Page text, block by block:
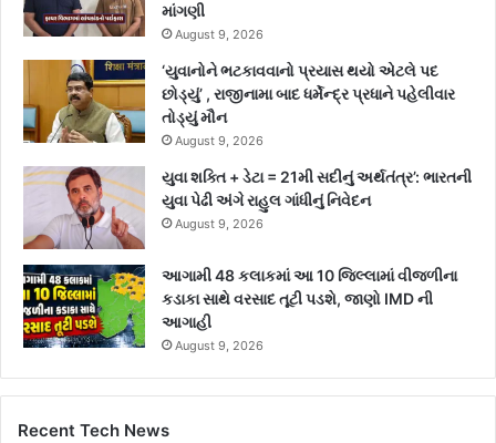
માંગણી
August 9, 2026
‘યુવાનોને ભટકાવવાનો પ્રયાસ થયો એટલે પદ
છોડ્યું’ , રાજીનામા બાદ ધર્મેન્દ્ર પ્રધાને પહેલીવાર
તોડ્યું મૌન
August 9, 2026
યુવા શક્તિ + ડેટા = 21મી સદીનું અર્થતંત્ર’: ભારતની
યુવા પેઢી અંગે રાહુલ ગાંધીનું નિવેદન
August 9, 2026
આગામી 48 કલાકમાં આ 10 જિલ્લામાં વીજળીના
કડાકા સાથે વરસાદ તૂટી પડશે, જાણો IMD ની
આગાહી
August 9, 2026
Recent Tech News